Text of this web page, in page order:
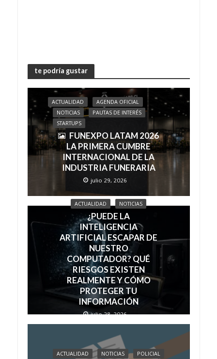
te podría gustar
ACTUALIDAD
AGENDA OFICIAL
NOTICIAS
PAUTAS DE INTERÉS
STARTUPS
FUNEXPO LATAM 2026
LA PRIMERA CUMBRE
INTERNACIONAL DE LA
INDUSTRIA FUNERARIA
julio 29, 2026
ACTUALIDAD NOTICIAS
¿PUEDE LA
INTELIGENCIA
ARTIFICIAL ESCAPAR DE
NUESTRO
COMPUTADOR? QUÉ
RIESGOS EXISTEN
REALMENTE Y CÓMO
PROTEGER TU
INFORMACIÓN
julio 28, 2026
ACTUALIDAD NOTICIAS POLICIAL